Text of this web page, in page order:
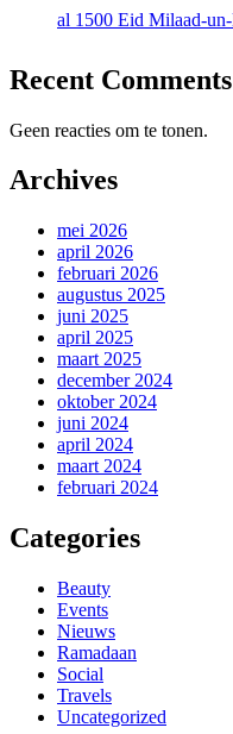
Recent Comments
Geen reacties om te tonen.
Archives
mei 2026
april 2026
februari 2026
augustus 2025
juni 2025
april 2025
maart 2025
december 2024
oktober 2024
juni 2024
april 2024
maart 2024
februari 2024
Categories
Beauty
Events
Nieuws
Ramadaan
Social
Travels
Uncategorized